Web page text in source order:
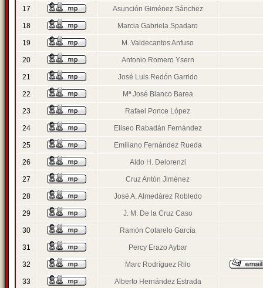
17 Asunción Giménez Sánchez
18 Marcia Gabriela Spadaro
19 M. Valdecantos Anfuso
20 Antonio Romero Ysern
21 José Luis Redón Garrido
22 Mª José Blanco Barea
23 Rafael Ponce López
24 Eliseo Rabadán Fernández
25 Emiliano Fernández Rueda
26 Aldo H. Delorenzi
27 Cruz Antón Jiménez
28 José A. Almedárez Robledo
29 J. M. De la Cruz Caso
30 Ramón Cotarelo García
31 Percy Erazo Aybar
32 Marc Rodríguez Rilo
33 Alberto Hernández Estrada